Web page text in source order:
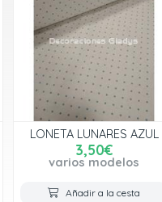
LONETA LUNARES AZUL
3,50€
varios modelos
Añadir a la cesta